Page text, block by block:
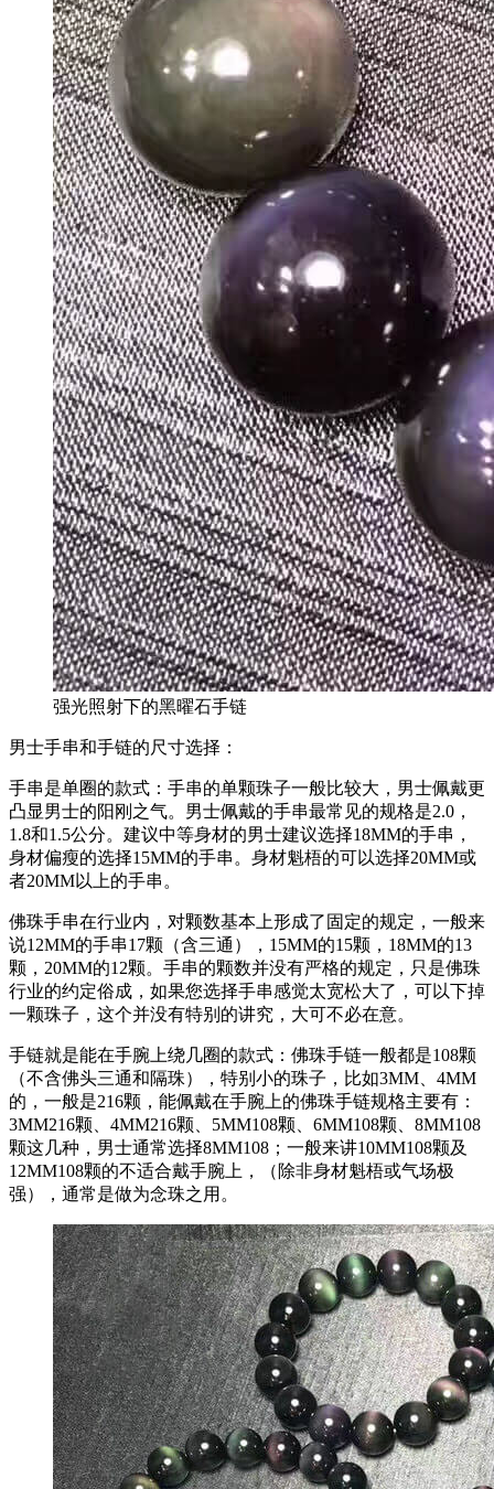
强光照射下的黑曜石手链
男士手串和手链的尺寸选择：
手串是单圈的款式：手串的单颗珠子一般比较大，男士佩戴更
凸显男士的阳刚之气。男士佩戴的手串最常见的规格是2.0，
1.8和1.5公分。建议中等身材的男士建议选择18MM的手串，
身材偏瘦的选择15MM的手串。身材魁梧的可以选择20MM或
者20MM以上的手串。
佛珠手串在行业内，对颗数基本上形成了固定的规定，一般来
说12MM的手串17颗（含三通），15MM的15颗，18MM的13
颗，20MM的12颗。手串的颗数并没有严格的规定，只是佛珠
行业的约定俗成，如果您选择手串感觉太宽松大了，可以下掉
一颗珠子，这个并没有特别的讲究，大可不必在意。
手链就是能在手腕上绕几圈的款式：佛珠手链一般都是108颗
（不含佛头三通和隔珠），特别小的珠子，比如3MM、4MM
的，一般是216颗，能佩戴在手腕上的佛珠手链规格主要有：
3MM216颗、4MM216颗、5MM108颗、6MM108颗、8MM108
颗这几种，男士通常选择8MM108；一般来讲10MM108颗及
12MM108颗的不适合戴手腕上，（除非身材魁梧或气场极
强），通常是做为念珠之用。